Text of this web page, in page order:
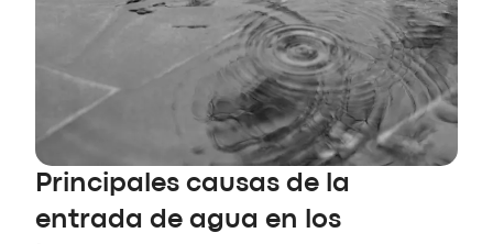
Principales causas de la
entrada de agua en los